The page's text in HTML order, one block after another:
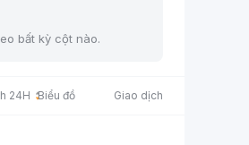
bất kỳ cột nào.
24H Biểu đồ Giao dịch